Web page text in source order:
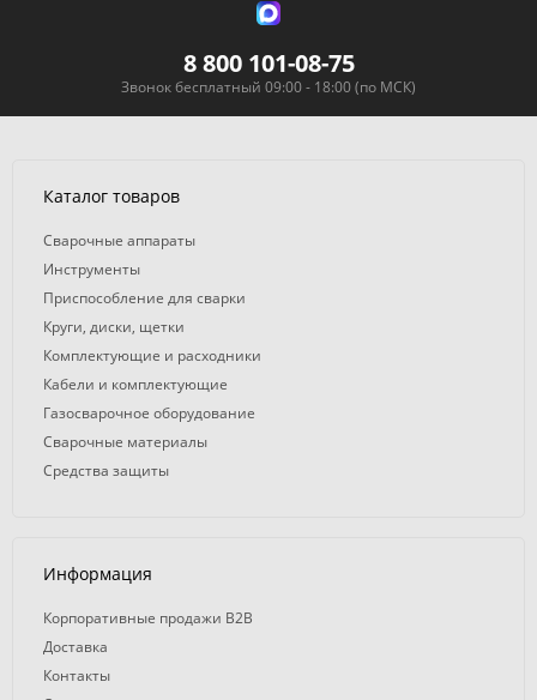
8 800 101-08-75
Звонок бесплатный 09:00 - 18:00 (по МСК)
Каталог товаров
Сварочные аппараты
Инструменты
Приспособление для сварки
Круги, диски, щетки
Комплектующие и расходники
Кабели и комплектующие
Газосварочное оборудование
Сварочные материалы
Средства защиты
Информация
Корпоративные продажи B2B
Доставка
Контакты